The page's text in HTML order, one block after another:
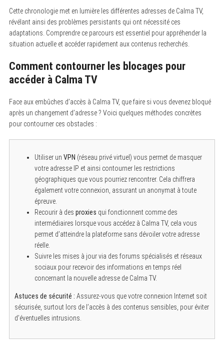
Cette chronologie met en lumière les différentes adresses de Calma TV,
révélant ainsi des problèmes persistants qui ont nécessité ces
adaptations. Comprendre ce parcours est essentiel pour appréhender la
situation actuelle et accéder rapidement aux contenus recherchés.
Comment contourner les blocages pour
accéder à Calma TV
Face aux embûches d’accès à Calma TV, que faire si vous devenez bloqué
après un changement d’adresse ? Voici quelques méthodes concrètes
pour contourner ces obstacles :
Utiliser un VPN (réseau privé virtuel) vous permet de masquer
votre adresse IP et ainsi contourner les restrictions
géographiques que vous pourriez rencontrer. Cela chiffrera
également votre connexion, assurant un anonymat à toute
épreuve.
Recourir à des proxies qui fonctionnent comme des
intermédiaires lorsque vous accédez à Calma TV, cela vous
permet d’atteindre la plateforme sans dévoiler votre adresse
réelle.
Suivre les mises à jour via des forums spécialisés et réseaux
sociaux pour recevoir des informations en temps réel
concernant la nouvelle adresse de Calma TV.
Astuces de sécurité : Assurez-vous que votre connexion Internet soit
sécurisée, surtout lors de l’accès à des contenus sensibles, pour éviter
d’éventuelles intrusions.